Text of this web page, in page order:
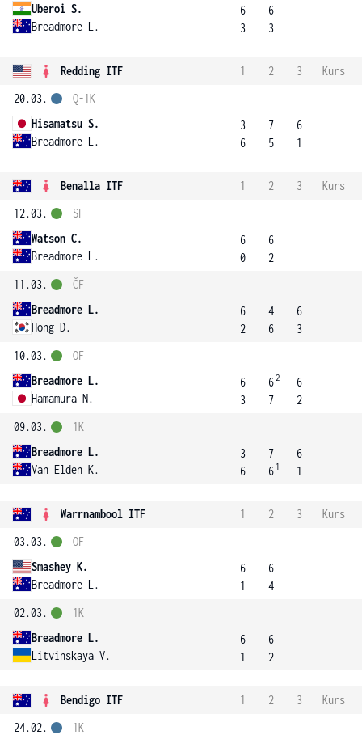
Uberoi S.
Breadmore L.
6
3
6
3
Redding ITF 1 2 3
Kurs
20.03.
Hisamatsu S.
Breadmore L.
Q-1K
3
6
7
5
6
1
Benalla ITF 1 2 3
Kurs
12.03.
Watson C.
Breadmore L.
SF
6
0
6
2
11.03.
Breadmore L.
Hong D.
ČF
6
2
4
6
6
3
10.03.
Breadmore L.
Hamamura N.
OF
6
3
62
7
6
2
09.03.
Breadmore L.
Van Elden K.
1K
3
6
7
6 1
6
1
Warrnambool ITF 1 2 3
Kurs
03.03.
Smashey K.
Breadmore L.
OF
6
1
6
4
02.03.
Breadmore L.
Litvinskaya V.
1K
6
1
6
2
Bendigo ITF 1 2 3
Kurs
24.02.
1K